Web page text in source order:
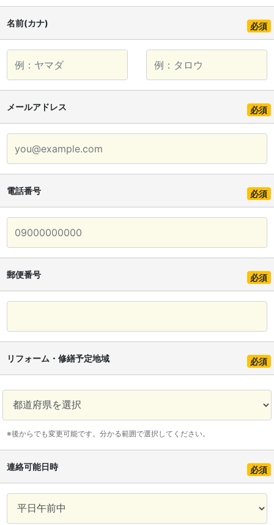
名前(カナ) 必須
メールアドレス 必須
電話番号 必須
郵便番号 必須
リフォーム・修繕予定地域 必須
※後からでも変更可能です。分かる範囲で選択してください。
連絡可能日時 必須